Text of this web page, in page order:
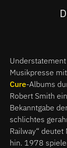
Musikpresse
Cure-Albums
Robert Smith
Bekanntgabe
schlichtes
Railway“
hin. 1978